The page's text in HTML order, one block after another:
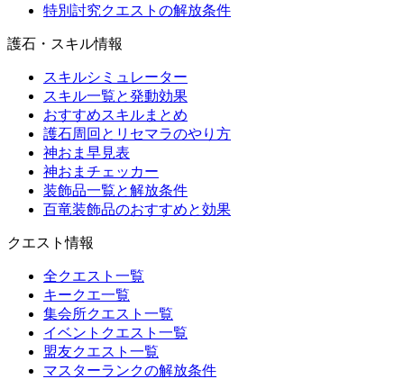
特別討究クエストの解放条件
護石・スキル情報
スキルシミュレーター
スキル一覧と発動効果
おすすめスキルまとめ
護石周回とリセマラのやり方
神おま早見表
神おまチェッカー
装飾品一覧と解放条件
百竜装飾品のおすすめと効果
クエスト情報
全クエスト一覧
キークエ一覧
集会所クエスト一覧
イベントクエスト一覧
盟友クエスト一覧
マスターランクの解放条件